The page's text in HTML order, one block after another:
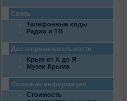
Связь
Телефонные коды
Радио и ТВ
Достопримечательности
Крым от А до Я
Музеи Крыма
Полезная информация
Стоимость